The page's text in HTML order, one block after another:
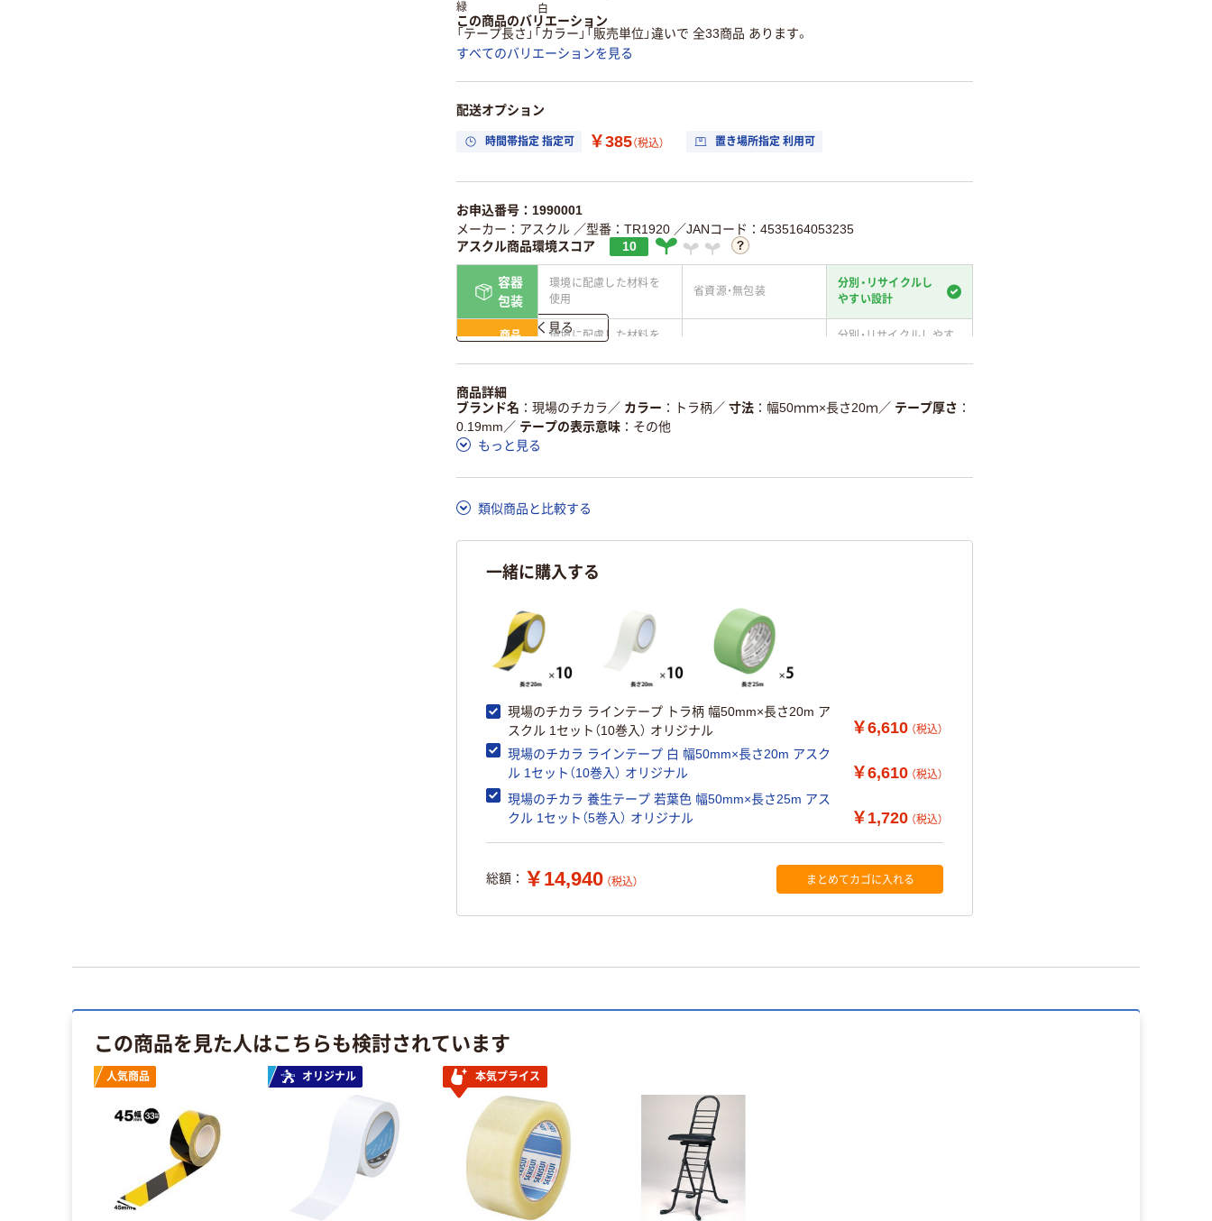
緑 白
この商品のバリエーション
「テープ長さ」「カラー」「販売単位」違いで 全33商品 あります。
すべてのバリエーションを見る
配送オプション
時間帯指定 指定可 ￥385（税込） 置き場所指定 利用可
お申込番号：1990001
メーカー：アスクル ／型番：TR1920 ／JANコード：4535164053235
アスクル商品環境スコア
10
容器
包装
環境に配慮した材料を
使用
省資源・無包装
分別・リサイクルし
やすい設計
商品
環境に配慮した材料を
分別・リサイクルしやす
仕組
ある
ている
この商品の環境配慮ポイントです。詳しくはページ下部の商品詳細「
ア詳細／加点項目
詳しく見る
商品詳細
ブランド名
現場のチカラ ／ カラー トラ柄／ 寸法 幅50ｍｍ×長さ20ｍ ／ テープ厚さ
0.19mm ／ テープの表示意味
その他
もっと見る
類似商品と比較する
一緒に購入する
現場のチカラ ラインテープ トラ柄 幅50mm×長さ20m ア
スクル 1セット（10巻入） オリジナル
￥6,610 （税込）
現場のチカラ ラインテープ 白 幅50mm×長さ20m アスク
ル 1セット（10巻入） オリジナル
￥6,610 （税込）
現場のチカラ 養生テープ 若葉色 幅50mm×長さ25m アス
クル 1セット（5巻入） オリジナル
￥1,720 （税込）
総額： ￥14,940 （税込） まとめてカゴに入れる
この商品を見た人はこちらも検討されています
人気商品 オリジナル 本気プライス